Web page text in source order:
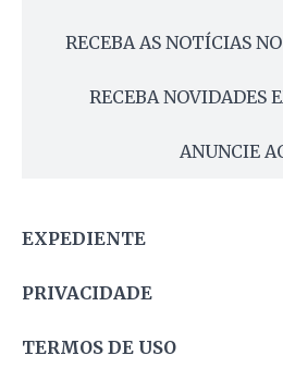
RECEBA AS NOTÍCIAS
RECEBA NOVIDADES
ANUNCIE
EXPEDIENTE
PRIVACIDADE
TERMOS DE USO